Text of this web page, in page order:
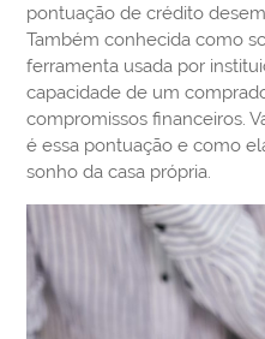
pontuação de crédito
Também conhecida como
ferramenta usada por
capacidade de um
compromissos financeiros.
é essa pontuação e como
sonho da casa própria.